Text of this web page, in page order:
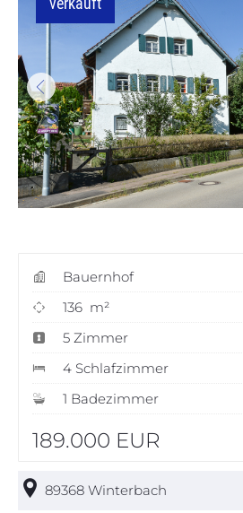
Bauernhof
136 m²
5 Zimmer
4 Schlafzimmer
1 Badezimmer
189.000 EUR
89368 Winterbach